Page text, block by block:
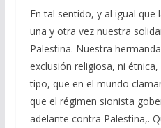
En tal sentido, y al igual
una y otra vez nuestra
Palestina. Nuestra
exclusión religiosa, ni
tipo, que en el mundo
que el régimen sionista
adelante contra Palestina,.